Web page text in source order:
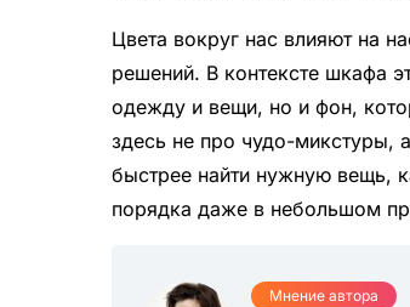
Цвета вокруг нас влияют на
решений. В контексте шкафа
одежду и вещи, но и фон,
здесь не про чудо-микстуры,
быстрее найти нужную вещь,
порядка даже в небольшом
Мнение автора